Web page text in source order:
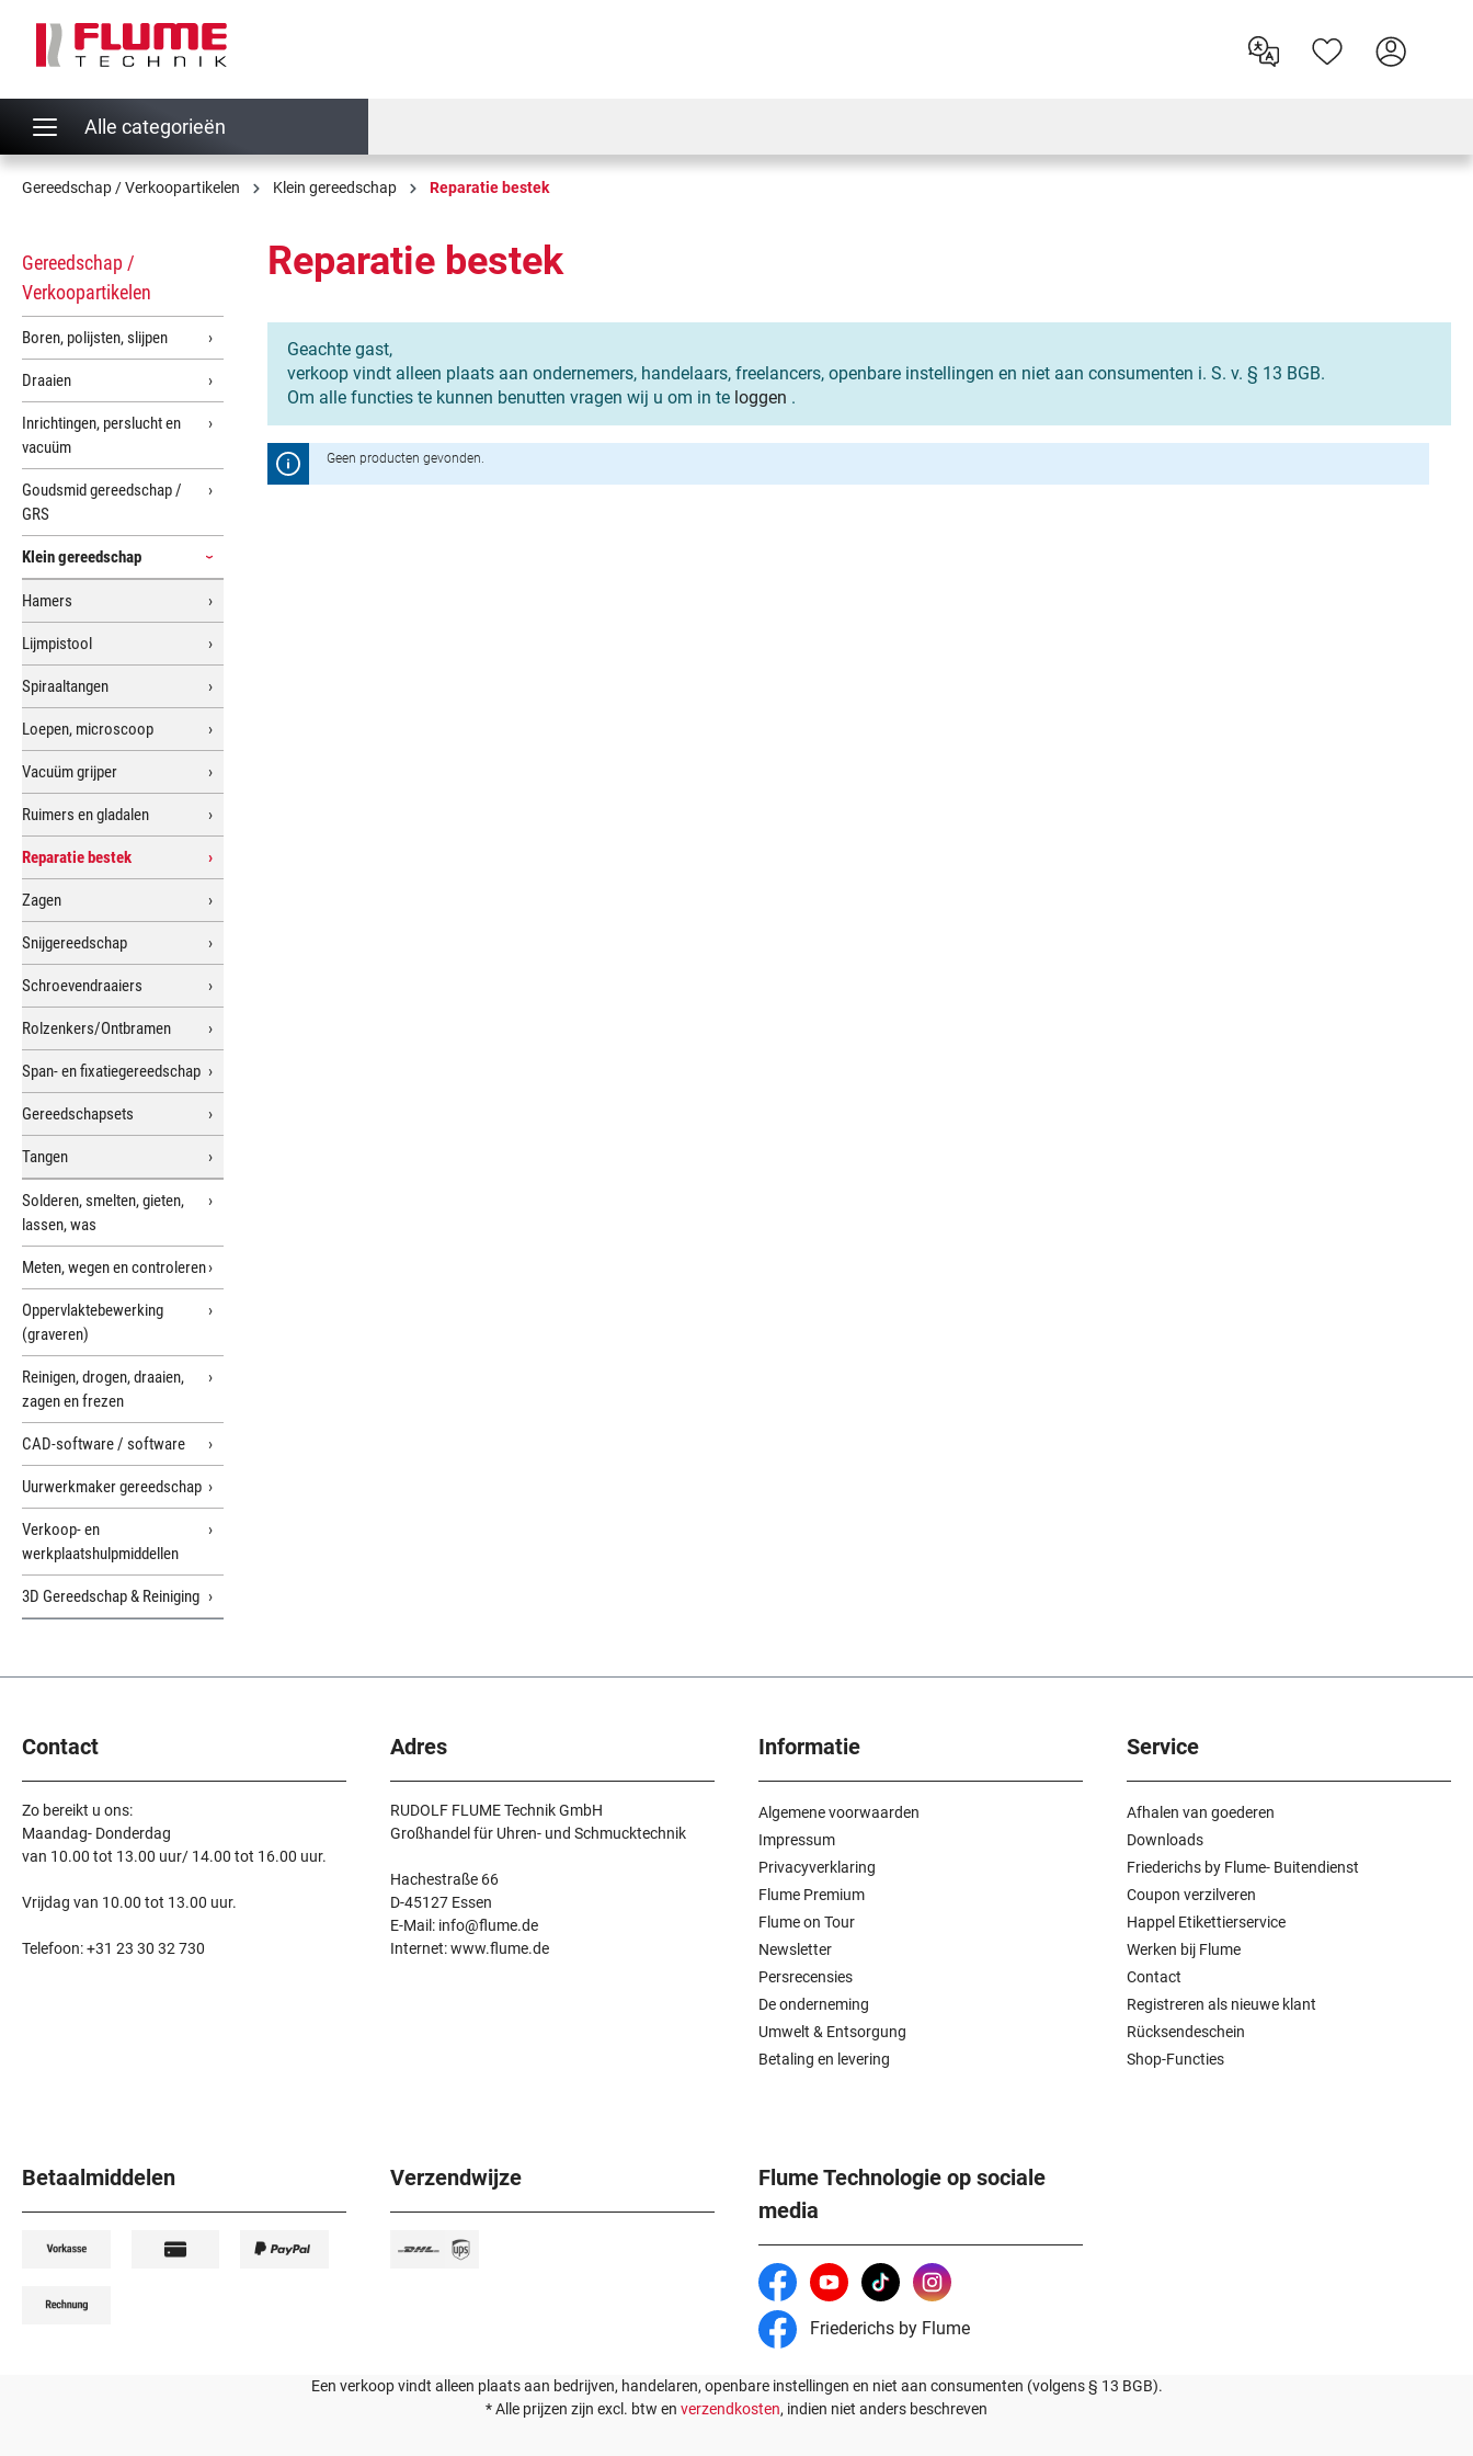
Ga naar de hoofdnavigatie
Alle categorieën
Gereedschap / Verkoopartikelen Klein gereedschap Reparatie bestek
Gereedschap /
Verkoopartikelen
Boren, polijsten, slijpen
Draaien
Inrichtingen, perslucht en
vacuüm
Goudsmid gereedschap /
GRS
Klein gereedschap
Hamers
Lijmpistool
Spiraaltangen
Loepen, microscoop
Vacuüm grijper
Ruimers en gladalen
Reparatie bestek
Zagen
Snijgereedschap
Schroevendraaiers
Rolzenkers/Ontbramen
Span- en fixatiegereedschap
Gereedschapsets
Tangen
Solderen, smelten, gieten,
lassen, was
Meten, wegen en controleren
Oppervlaktebewerking
(graveren)
Reinigen, drogen, draaien,
zagen en frezen
CAD-software / software
Uurwerkmaker gereedschap
Verkoop- en
werkplaatshulpmiddellen
3D Gereedschap & Reiniging
Reparatie bestek
Geachte gast,
verkoop vindt alleen plaats aan ondernemers, handelaars, freelancers, openbare instellingen en niet aan consumenten i. S. v. § 13 BGB.
Om alle functies te kunnen benutten vragen wij u om in te loggen .
Geen producten gevonden.
Contact
Zo bereikt u ons:
Maandag- Donderdag
van 10.00 tot 13.00 uur/ 14.00 tot 16.00 uur.
Vrijdag van 10.00 tot 13.00 uur.
Telefoon: +31 23 30 32 730
Adres
RUDOLF FLUME Technik GmbH
Großhandel für Uhren- und Schmucktechnik
Hachestraße 66
D-45127 Essen
E-Mail: info@flume.de
Internet: www.flume.de
Informatie
Algemene voorwaarden
Impressum
Privacyverklaring
Flume Premium
Flume on Tour
Newsletter
Persrecensies
De onderneming
Umwelt & Entsorgung
Betaling en levering
Service
Afhalen van goederen
Downloads
Friederichs by Flume- Buitendienst
Coupon verzilveren
Happel Etikettierservice
Werken bij Flume
Contact
Registreren als nieuwe klant
Rücksendeschein
Shop-Functies
Betaalmiddelen Verzendwijze
Flume Technologie op sociale
media
Friederichs by Flume
Een verkoop vindt alleen plaats aan bedrijven, handelaren, openbare instellingen en niet aan consumenten (volgens § 13 BGB).
* Alle prijzen zijn excl. btw en verzendkosten, indien niet anders beschreven